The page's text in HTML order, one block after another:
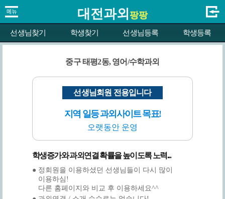
대전과외 팡팡
선생님찾기 학생찾기 선생님등록 학생등록
중구 태평2동, 영어/수학과외
선생님회원 전용입니다
지역 일등 과외사이트 목표!
오랫동안 운영
학생증가와 과외연결 확률을 높이도록 노력...
● 정회원을 이용하셨던 선생님들이 다시 많이
이용하심!
다른 홈페이지와 비교 후 이용하세요^^